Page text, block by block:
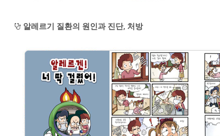
알레르기 질환의 원인과 진단, 처방